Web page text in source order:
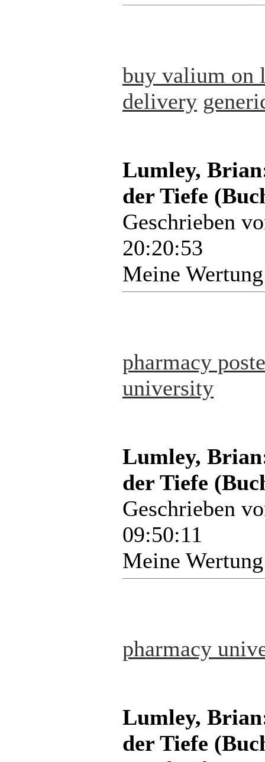
buy valium on
delivery
Lumley,
der Tiefe
Geschrieben
20:20:53
Meine
pharmacy
university
Lumley,
der Tiefe
Geschrieben
09:50:11
Meine
pharmacy
Lumley,
der Tiefe